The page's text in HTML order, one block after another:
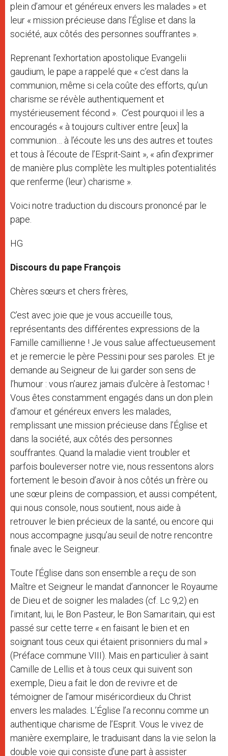
plein d’amour et généreux envers les malades » et
leur « mission précieuse dans l’Église et dans la
société, aux côtés des personnes souffrantes ».
Reprenant l’exhortation apostolique Evangelii
gaudium, le pape a rappelé que « c’est dans la
communion, même si cela coûte des efforts, qu’un
charisme se révèle authentiquement et
mystérieusement fécond ». C’est pourquoi il les a
encouragés « à toujours cultiver entre [eux] la
communion… à l’écoute les uns des autres et toutes
et tous à l’écoute de l’Esprit-Saint », « afin d’exprimer
de manière plus complète les multiples potentialités
que renferme (leur) charisme ».
Voici notre traduction du discours prononcé par le
pape.
HG
Discours du pape François
Chères sœurs et chers frères,
C’est avec joie que je vous accueille tous,
représentants des différentes expressions de la
Famille camillienne ! Je vous salue affectueusement
et je remercie le père Pessini pour ses paroles. Et je
demande au Seigneur de lui garder son sens de
l’humour : vous n’aurez jamais d’ulcère à l’estomac !
Vous êtes constamment engagés dans un don plein
d’amour et généreux envers les malades,
remplissant une mission précieuse dans l’Église et
dans la société, aux côtés des personnes
souffrantes. Quand la maladie vient troubler et
parfois bouleverser notre vie, nous ressentons alors
fortement le besoin d’avoir à nos côtés un frère ou
une sœur pleins de compassion, et aussi compétent,
qui nous console, nous soutient, nous aide à
retrouver le bien précieux de la santé, ou encore qui
nous accompagne jusqu’au seuil de notre rencontre
finale avec le Seigneur.
Toute l’Église dans son ensemble a reçu de son
Maître et Seigneur le mandat d’annoncer le Royaume
de Dieu et de soigner les malades (cf. Lc 9,2) en
l’imitant, lui, le Bon Pasteur, le Bon Samaritain, qui est
passé sur cette terre « en faisant le bien et en
soignant tous ceux qui étaient prisonniers du mal »
(Préface commune VIII). Mais en particulier à saint
Camille de Lellis et à tous ceux qui suivent son
exemple, Dieu a fait le don de revivre et de
témoigner de l’amour miséricordieux du Christ
envers les malades. L’Église l’a reconnu comme un
authentique charisme de l’Esprit. Vous le vivez de
manière exemplaire, le traduisant dans la vie selon la
double voie qui consiste d’une part à assister